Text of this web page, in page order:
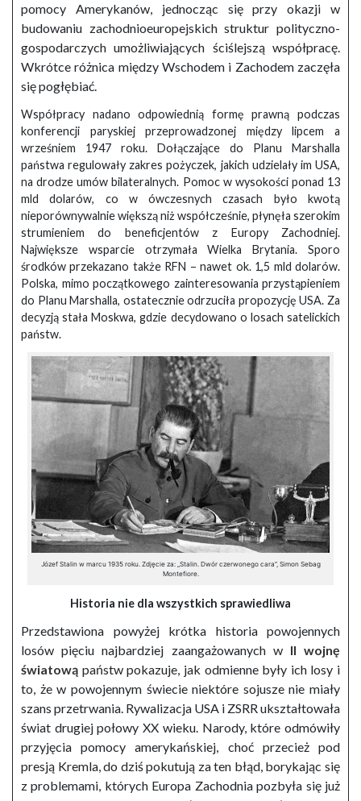
pomocy Amerykanów, jednocząc się przy okazji w
budowaniu zachodnioeuropejskich struktur polityczno-
gospodarczych umożliwiających ściślejszą współpracę.
Wkrótce różnica między Wschodem i Zachodem zaczęła
się pogłębiać.
Współpracy nadano odpowiednią formę prawną podczas
konferencji paryskiej przeprowadzonej między lipcem a
wrześniem 1947 roku. Dołączające do Planu Marshalla
państwa regulowały zakres pożyczek, jakich udzielały im USA,
na drodze umów bilateralnych. Pomoc w wysokości ponad 13
mld dolarów, co w ówczesnych czasach było kwotą
nieporównywalnie większą niż współcześnie, płynęła szerokim
strumieniem do beneficjentów z Europy Zachodniej.
Największe wsparcie otrzymała Wielka Brytania. Sporo
środków przekazano także RFN – nawet ok. 1,5 mld dolarów.
Polska, mimo początkowego zainteresowania przystąpieniem
do Planu Marshalla, ostatecznie odrzuciła propozycję USA. Za
decyzją stała Moskwa, gdzie decydowano o losach satelickich
państw.
Józef Stalin w marcu 1935 roku. Zdjęcie za: „Stalin. Dwór czerwonego cara”, Simon Sebag
Montefiore.
Historia nie dla wszystkich sprawiedliwa
Przedstawiona powyżej krótka historia powojennych
losów pięciu najbardziej zaangażowanych w II wojnę
światową państw pokazuje, jak odmienne były ich losy i
to, że w powojennym świecie niektóre sojusze nie miały
szans przetrwania. Rywalizacja USA i ZSRR ukształtowała
świat drugiej połowy XX wieku. Narody, które odmówiły
przyjęcia pomocy amerykańskiej, choć przecież pod
presją Kremla, do dziś pokutują za ten błąd, borykając się
z problemami, których Europa Zachodnia pozbyła się już